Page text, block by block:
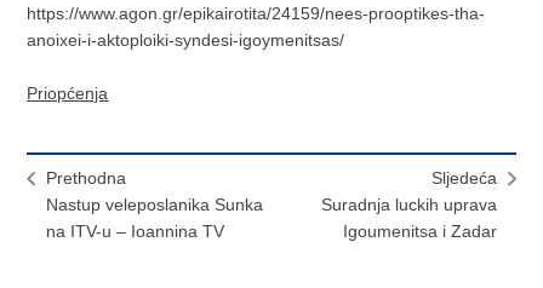
https://www.agon.gr/epikairotita/24159/nees-prooptikes-tha-
anoixei-i-aktoploiki-syndesi-igoymenitsas/
Priopćenja
Prethodna
Nastup veleposlanika Sunka
na ITV-u – Ioannina TV
Sljedeća
Suradnja luckih uprava
Igoumenitsa i Zadar